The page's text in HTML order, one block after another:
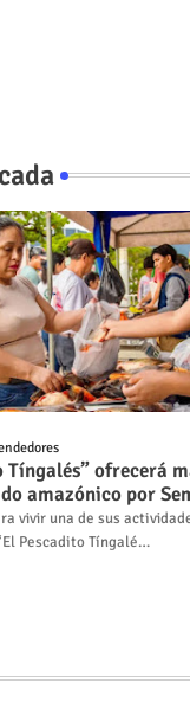
Tíngalés” ofrecerá
amazónico por
vivir una de sus
Pescadito Tíngalé…